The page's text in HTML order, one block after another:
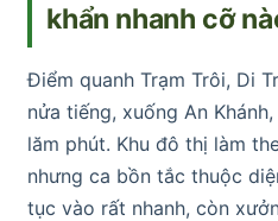
khẩn nhanh cỡ
Điểm quanh Trạm Trôi, Di
nửa tiếng, xuống An
lăm phút. Khu đô thị làm
nhưng ca bồn tắc thuộc
tục vào rất nhanh, còn